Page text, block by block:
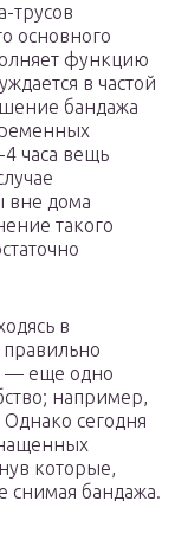
трусов
основного
функцию
в частой
бандажа
часа вещь
вне дома
такого
в
— еще одно
например,
сегодня
которые,
снимая бандажа.